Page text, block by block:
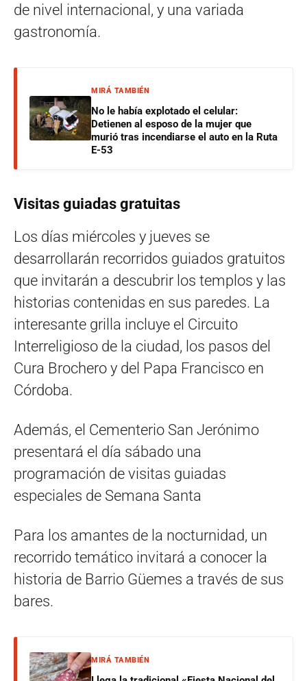
de nivel internacional, y una variada
gastronomía.
MIRÁ TAMBIÉN
No le había explotado el celular:
Detienen al esposo de la mujer que
murió tras incendiarse el auto en la Ruta
E-53
Visitas guiadas gratuitas
Los días miércoles y jueves se
desarrollarán recorridos guiados gratuitos
que invitarán a descubrir los templos y las
historias contenidas en sus paredes. La
interesante grilla incluye el Circuito
Interreligioso de la ciudad, los pasos del
Cura Brochero y del Papa Francisco en
Córdoba.
Además, el Cementerio San Jerónimo
presentará el día sábado una
programación de visitas guiadas
especiales de Semana Santa
Para los amantes de la nocturnidad, un
recorrido temático invitará a conocer la
historia de Barrio Güemes a través de sus
bares.
MIRÁ TAMBIÉN